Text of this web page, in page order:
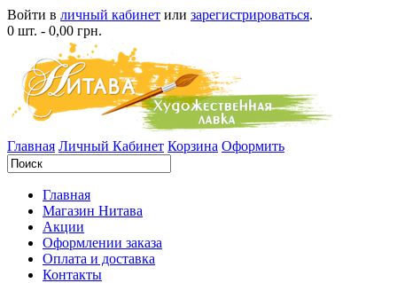
Войти в личный кабинет или зарегистрироваться.
0 шт. - 0,00 грн.
Главная Личный Кабинет Корзина Оформить
Главная
Магазин Нитава
Акции
Оформлении заказа
Оплата и доставка
Контакты